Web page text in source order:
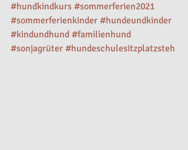
#hundkindkurs #sommerferien2021
#sommerferienkinder #hundeundkinder
#kindundhund #familienhund
#sonjagrüter #hundeschulesitzplatzsteh